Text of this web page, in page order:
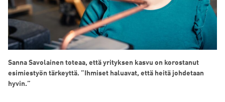
Sanna Savolainen toteaa, että yrityksen kasvu on korostanut
esimiestyön tärkeyttä. ”Ihmiset haluavat, että heitä johdetaan
hyvin.”